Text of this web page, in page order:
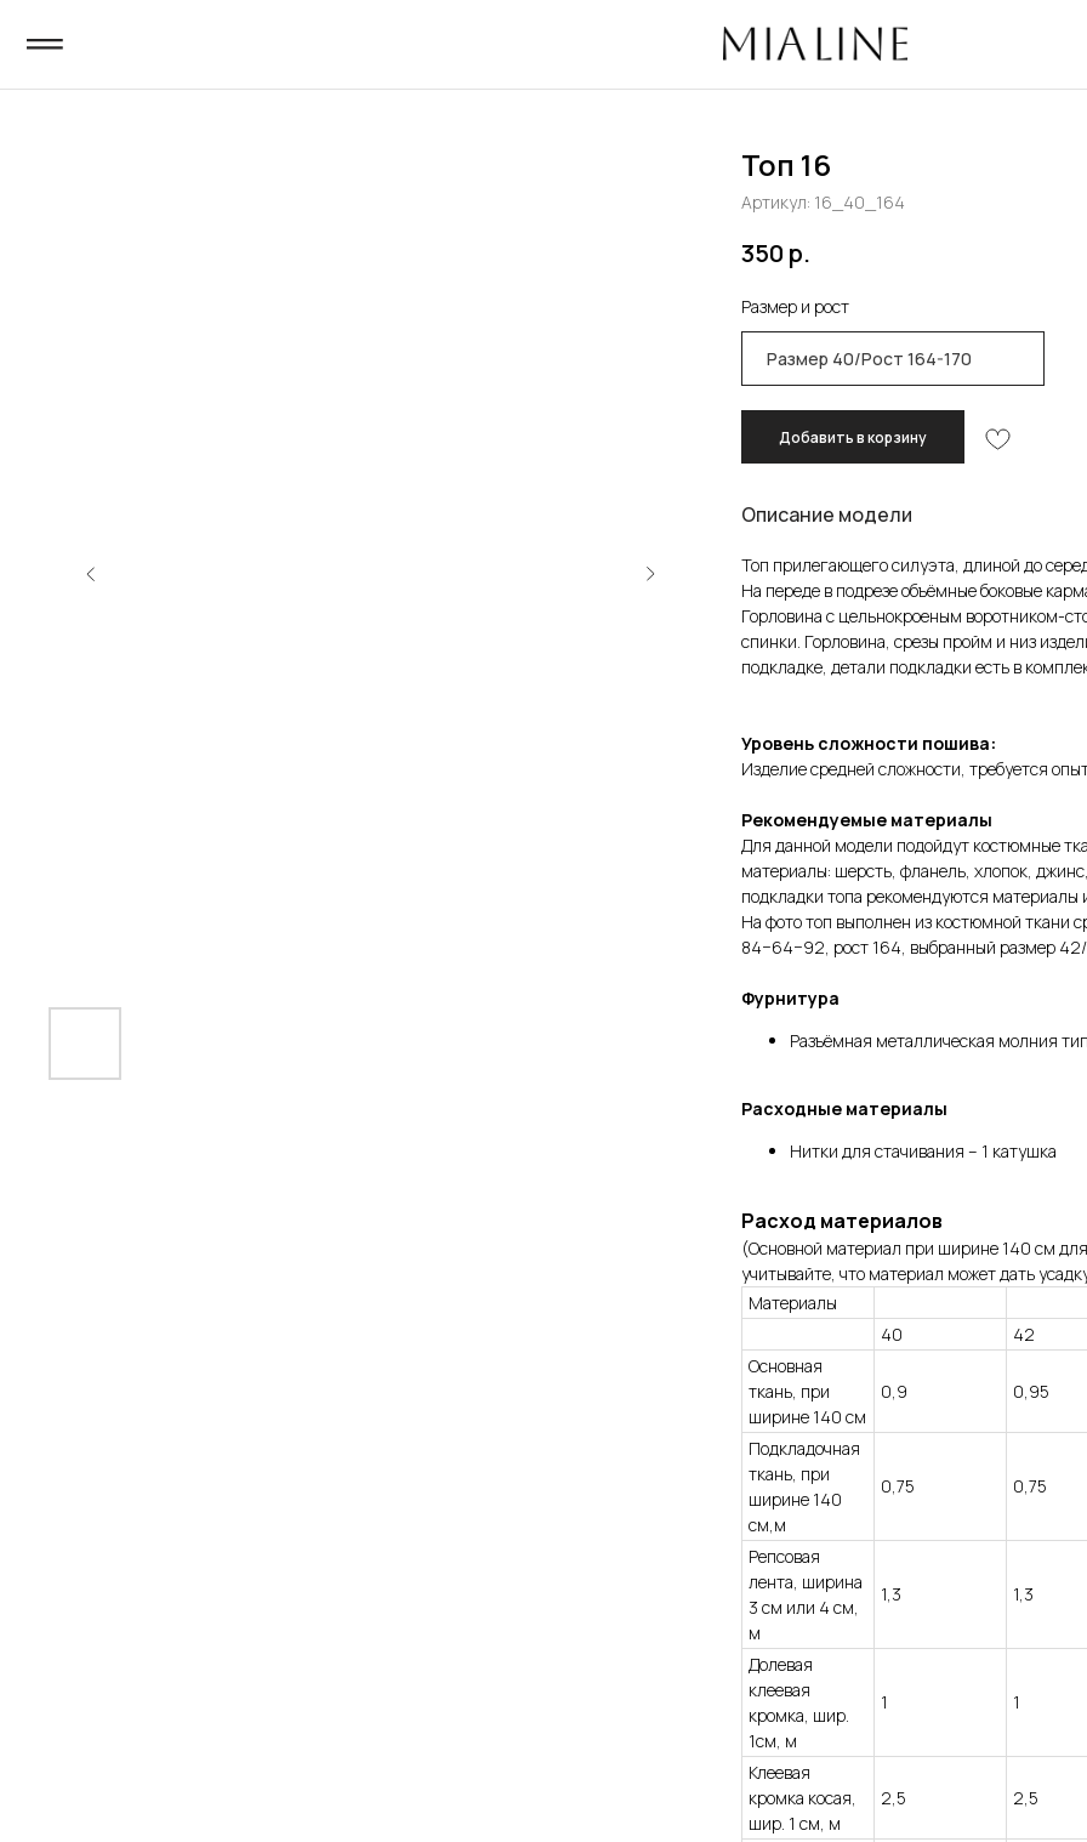
Топ 16
Артикул: 16_40_164
350 р.
Размер и рост
Добавить в корзину
Описание модели
Топ прилегающего силуэта, длиной до
На переде в подрезе объёмные боковые
Горловина с цельнокроеным воротником-
спинки. Горловина, срезы пройм и низ
подкладке, детали подкладки есть в
Уровень сложности пошива:
Изделие средней сложности, требуется
Рекомендуемые материалы
Для данной модели подойдут костюмные
материалы: шерсть, фланель, хлопок,
подкладки топа рекомендуются материалы
На фото топ выполнен из костюмной ткани
84−64−92, рост 164, выбранный размер
Фурнитура
Разъёмная металлическая молния
Расходные материалы
Нитки для стачивания – 1 катушка
Расход материалов
(Основной материал при ширине 140 см
учитывайте, что материал может дать
Материалы
40
42
Основная
ткань, при
ширине 140 см
0,9 0,95
Подкладочная
ткань, при
ширине 140
см,м
0,75 0,75
Репсовая
лента, ширина
3 см или 4 см,
м
1,3 1,3
Долевая
клеевая
кромка, шир.
1см, м
1 1
Клеевая
кромка косая,
шир. 1 см, м
2,5 2,5